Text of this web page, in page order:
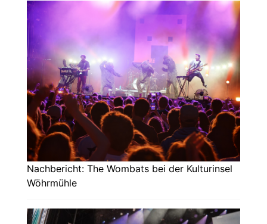
Nachbericht: The Wombats bei der Kulturinsel
Wöhrmühle